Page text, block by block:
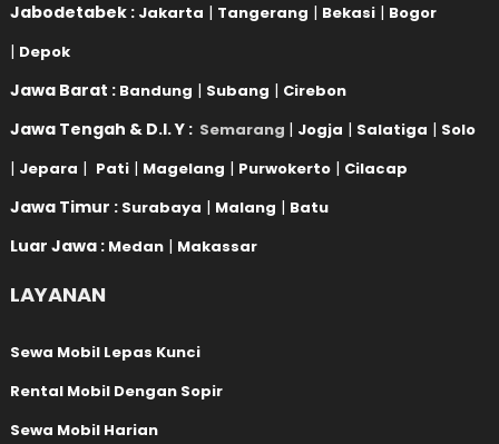
Jabodetabek : Jakarta | Tangerang | Bekasi | Bogor
| Depok
Jawa Barat : Bandung | Subang | Cirebon
Jawa Tengah & D.I. Y : Semarang | Jogja | Salatiga | Solo
| Jepara | Pati | Magelang | Purwokerto | Cilacap
Jawa Timur : Surabaya | Malang | Batu
Luar Jawa : Medan | Makassar
LAYANAN
Sewa Mobil Lepas Kunci
Rental Mobil Dengan Sopir
Sewa Mobil Harian